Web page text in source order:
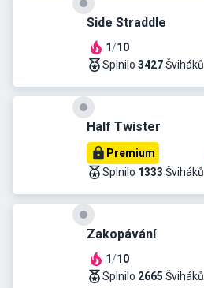
Side Straddle
1/10
Splnilo 3427Šviháků
Half Twister
Premium
Splnilo 1333 Šviháků
Zakopávání
1/10
Splnilo 2665 Šviháků